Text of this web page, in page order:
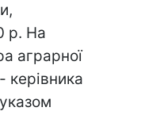
р. На
аграрної
керівника